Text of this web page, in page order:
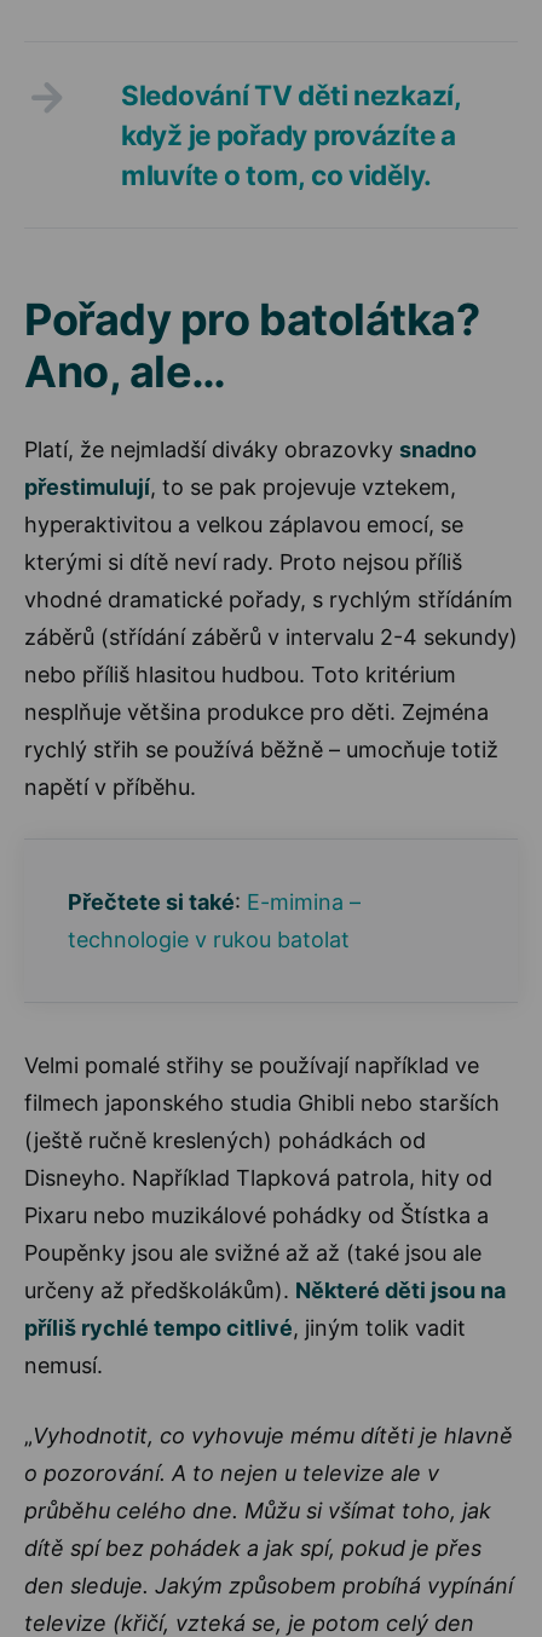
Sledování TV děti nezkazí,
když je pořady provázíte a
mluvíte o tom, co viděly.
Pořady pro batolátka?
Ano, ale…
Platí, že nejmladší diváky obrazovky snadno
přestimulují, to se pak projevuje vztekem,
hyperaktivitou a velkou záplavou emocí, se
kterými si dítě neví rady. Proto nejsou příliš
vhodné dramatické pořady, s rychlým střídáním
záběrů (střídání záběrů v intervalu 2-4 sekundy)
nebo příliš hlasitou hudbou. Toto kritérium
nesplňuje většina produkce pro děti. Zejména
rychlý střih se používá běžně – umocňuje totiž
napětí v příběhu.
Přečtete si také: E-mimina –
technologie v rukou batolat
Velmi pomalé střihy se používají například ve
filmech japonského studia Ghibli nebo starších
(ještě ručně kreslených) pohádkách od
Disneyho. Například Tlapková patrola, hity od
Pixaru nebo muzikálové pohádky od Štístka a
Poupěnky jsou ale svižné až až (také jsou ale
určeny až předškolákům). Některé děti jsou na
příliš rychlé tempo citlivé, jiným tolik vadit
nemusí.
„Vyhodnotit, co vyhovuje mému dítěti je hlavně
o pozorování. A to nejen u televize ale v
průběhu celého dne. Můžu si všímat toho, jak
dítě spí bez pohádek a jak spí, pokud je přes
den sleduje. Jakým způsobem probíhá vypínání
televize (křičí, vzteká se, je potom celý den